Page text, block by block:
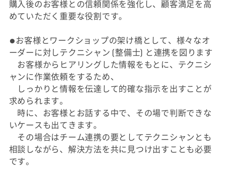
購入後のお客様との信頼関係を強化し、顧客満足を高
めていただく重要な役割です。
●お客様とワークショップの架け橋として、様々なオ
ーダーに対しテクニシャン (整備士) と連携を図ります
お客様からヒアリングした情報をもとに、テクニシ
ャンに作業依頼をするため、
しっかりと情報を伝達して的確な指示を出すことが
求められます。
時に、お客様とお話する中で、その場で判断できな
いケースも出てきます。
その場合はチーム連携の要としてテクニシャンとも
相談しながら、解決方法を共に見つけ出すことも必要
です。